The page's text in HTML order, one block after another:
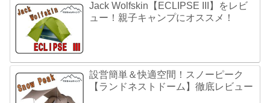
Jack Wolfskin【ECLIPSE III】をレビ
ュー！親子キャンプにオススメ！
設営簡単＆快適空間！スノーピーク
【ランドネストドーム】徹底レビュー